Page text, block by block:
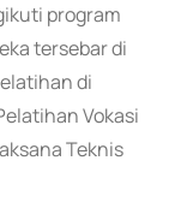
program
tersebar di
di
Vokasi
Teknis